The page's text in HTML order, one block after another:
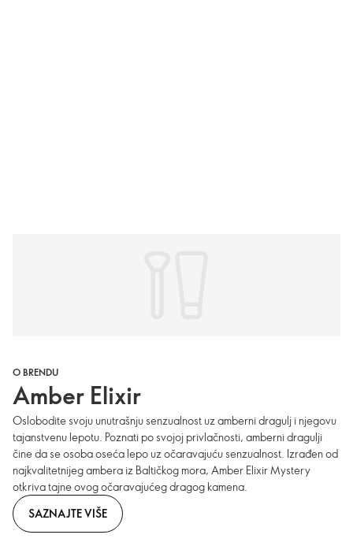
O BRENDU
Amber Elixir
Oslobodite svoju unutrašnju senzualnost uz amberni dragulj i njegovu
tajanstvenu lepotu. Poznati po svojoj privlačnosti, amberni dragulji
čine da se osoba oseća lepo uz očaravajuću senzualnost. Izrađen od
najkvalitetnijeg ambera iz Baltičkog mora, Amber Elixir Mystery
otkriva tajne ovog očaravajućeg dragog kamena.
SAZNAJTE VIŠE